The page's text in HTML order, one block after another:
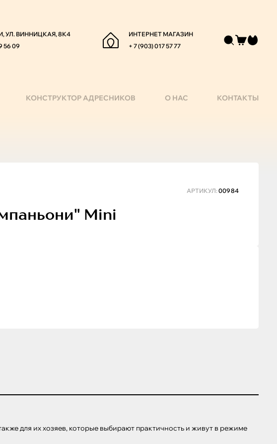
УЛ. ВИННИЦКАЯ, 8К4
56 09
ИНТЕРНЕТ МАГАЗИН
+ 7 (903) 017 57 77
КОНСТРУКТОР АДРЕСНИКОВ О НАС КОНТАКТЫ
АРТИКУЛ: 00984
Mini
для их хозяев, которые выбирают практичность и живут в режиме